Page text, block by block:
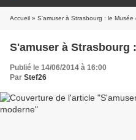
Accueil » S'amuser à Strasbourg : le Musée
S'amuser à Strasbourg
Publié le 14/06/2014 à 16:00
Par Stef26